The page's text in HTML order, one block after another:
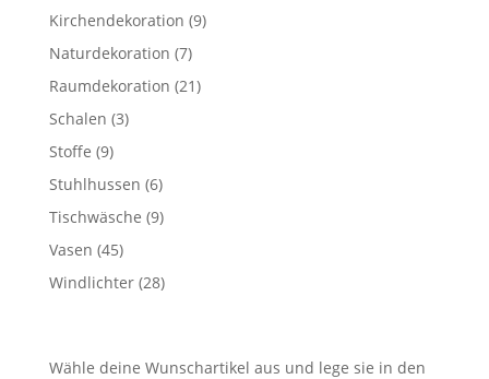
Produkte
Kirchendekoration 99
Naturdekoration 77
Produkte
Raumdekoration 2121
Schalen 33
Stoffe 99
Produkte
Stuhlhussen 66
Produkte
Tischwäsche 99
Vasen 4545
Produkte
Windlichter 2828
Wähle deine Wunschartikel aus und lege sie in den